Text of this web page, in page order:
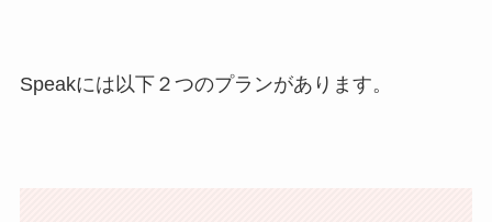
Speakには以下２つのプランがあります。